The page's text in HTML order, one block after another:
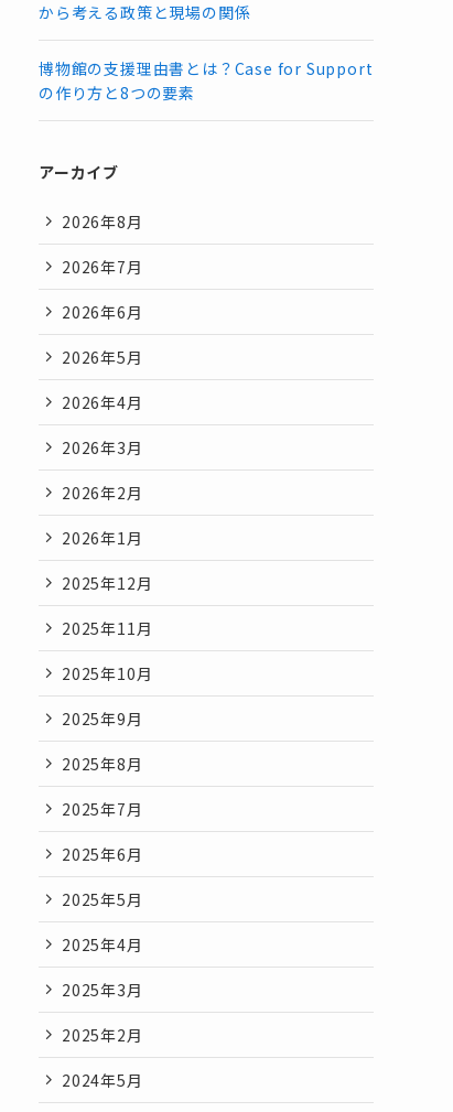
から考える政策と現場の関係
博物館の支援理由書とは？Case for Support
の作り方と8つの要素
アーカイブ
2026年8月
2026年7月
2026年6月
2026年5月
2026年4月
2026年3月
2026年2月
2026年1月
2025年12月
2025年11月
2025年10月
2025年9月
2025年8月
2025年7月
2025年6月
2025年5月
2025年4月
2025年3月
2025年2月
2024年5月